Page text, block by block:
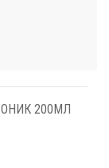
200МЛ